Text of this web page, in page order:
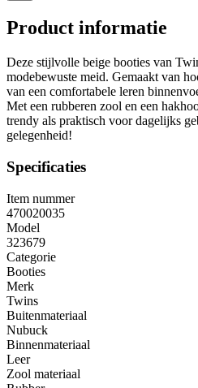
Product informatie
Deze stijlvolle beige booties van
modebewuste meid. Gemaakt van
van een comfortabele leren
Met een rubberen zool en een
trendy als praktisch voor dagelijks
gelegenheid!
Specificaties
Item nummer
470020035
Model
323679
Categorie
Booties
Merk
Twins
Buitenmateriaal
Nubuck
Binnenmateriaal
Leer
Zool materiaal